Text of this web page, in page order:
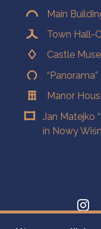
Main
Town Hall-
Castle
Manor
Jan Matejko
in Nowy